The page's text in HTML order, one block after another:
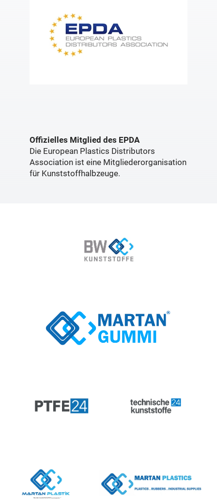
Offizielles Mitglied des EPDA
Die European Plastics Distributors
Association ist eine Mitgliederorganisation
für Kunststoffhalbzeuge.